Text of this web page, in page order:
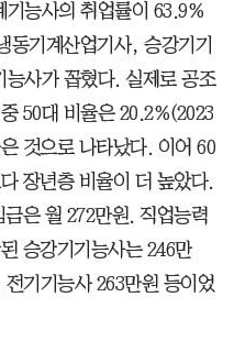
능사의 취업률이 63.9%
동기계산업기사, 승강기기
사가 꼽혔다. 실제로 공조
50대 비율은 20.2%(2023
것으로 나타났다. 이어 60
장년층 비율이 더 높았다.
은 월 272만원. 직업능력
승강기기능사는 246만
기기능사 263만원 등이었